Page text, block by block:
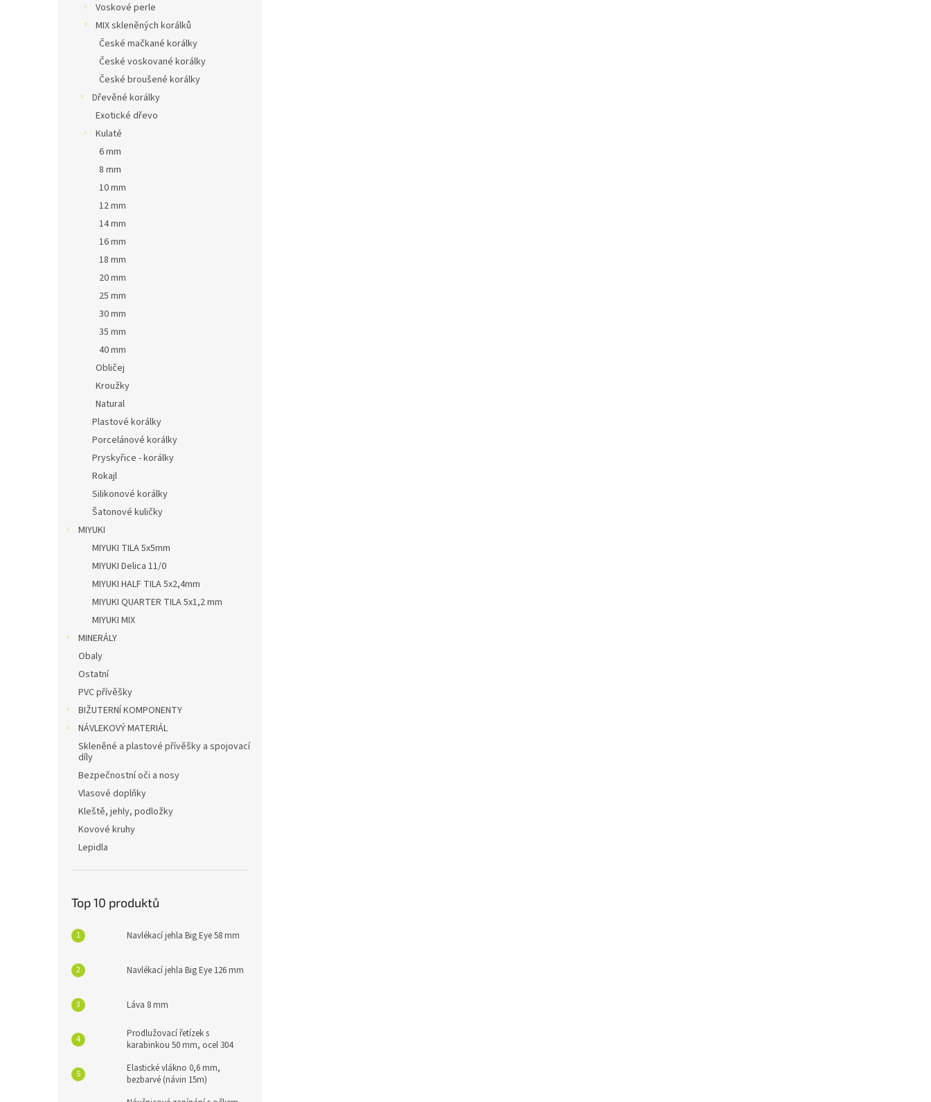
Voskové perle
MIX skleněných korálků
České mačkané korálky
České voskované korálky
České broušené korálky
Dřevěné korálky
Exotické dřevo
Kulaté
6 mm
8 mm
10 mm
12 mm
14 mm
16 mm
18 mm
20 mm
25 mm
30 mm
35 mm
40 mm
Obličej
Kroužky
Natural
Plastové korálky
Porcelánové korálky
Pryskyřice - korálky
Rokajl
Silikonové korálky
Šatonové kuličky
MIYUKI
MIYUKI TILA 5x5mm
MIYUKI Delica 11/0
MIYUKI HALF TILA 5x2,4mm
MIYUKI QUARTER TILA 5x1,2 mm
MIYUKI MIX
MINERÁLY
Obaly
Ostatní
PVC přívěšky
BIŽUTERNÍ KOMPONENTY
NÁVLEKOVÝ MATERIÁL
Skleněné a plastové přívěšky a spojovací
díly
Bezpečnostní oči a nosy
Vlasové doplňky
Kleště, jehly, podložky
Kovové kruhy
Lepidla
Top 10 produktů
Navlékací jehla Big Eye 58 mm
Navlékací jehla Big Eye 126 mm
Láva 8 mm
Prodlužovací řetízek s
karabinkou 50 mm, ocel 304
Elastické vlákno 0,6 mm,
bezbarvé (návin 15m)